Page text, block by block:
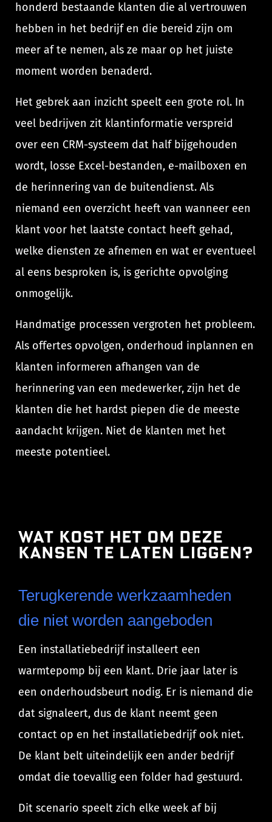
honderd bestaande klanten die al vertrouwen
hebben in het bedrijf en die bereid zijn om
meer af te nemen, als ze maar op het juiste
moment worden benaderd.
Het gebrek aan inzicht speelt een grote rol. In
veel bedrijven zit klantinformatie verspreid
over een CRM-systeem dat half bijgehouden
wordt, losse Excel-bestanden, e-mailboxen en
de herinnering van de buitendienst. Als
niemand een overzicht heeft van wanneer een
klant voor het laatste contact heeft gehad,
welke diensten ze afnemen en wat er eventueel
al eens besproken is, is gerichte opvolging
onmogelijk.
Handmatige processen vergroten het probleem.
Als offertes opvolgen, onderhoud inplannen en
klanten informeren afhangen van de
herinnering van een medewerker, zijn het de
klanten die het hardst piepen die de meeste
aandacht krijgen. Niet de klanten met het
meeste potentieel.
Wat kost het om deze
kansen te laten liggen?
Terugkerende werkzaamheden
die niet worden aangeboden
Een installatiebedrijf installeert een
warmtepomp bij een klant. Drie jaar later is
een onderhoudsbeurt nodig. Er is niemand die
dat signaleert, dus de klant neemt geen
contact op en het installatiebedrijf ook niet.
De klant belt uiteindelijk een ander bedrijf
omdat die toevallig een folder had gestuurd.
Dit scenario speelt zich elke week af bij